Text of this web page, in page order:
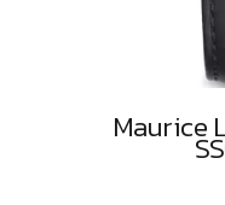
Maurice